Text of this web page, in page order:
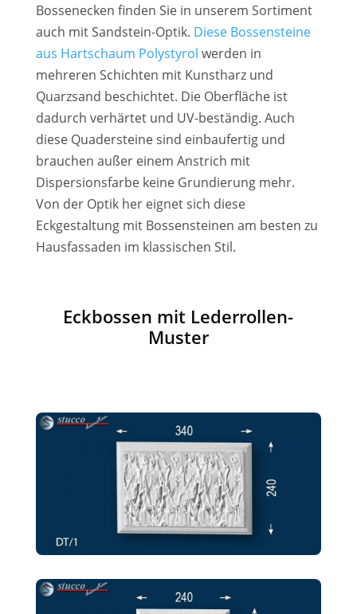
Bossenecken finden Sie in unserem Sortiment
auch mit Sandstein-Optik. Diese Bossensteine
aus Hartschaum Polystyrol werden in
mehreren Schichten mit Kunstharz und
Quarzsand beschichtet. Die Oberfläche ist
dadurch verhärtet und UV-beständig. Auch
diese Quadersteine sind einbaufertig und
brauchen außer einem Anstrich mit
Dispersionsfarbe keine Grundierung mehr.
Von der Optik her eignet sich diese
Eckgestaltung mit Bossensteinen am besten zu
Hausfassaden im klassischen Stil.
Eckbossen mit Lederrollen-
Muster